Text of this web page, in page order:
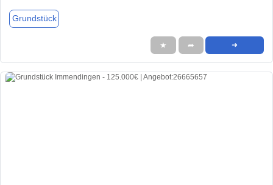
Grundstück
★ ➦ ➜